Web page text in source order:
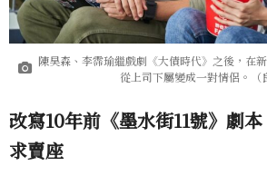
陳昊森、李霈瑜繼戲劇《大債時代》之後，在
從上司下屬變成一對情侶。（
改寫10年前《墨水街11號》劇
求賣座